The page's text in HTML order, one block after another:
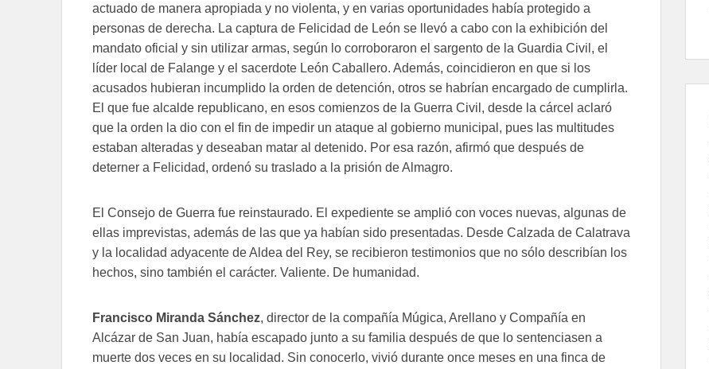
actuado de manera apropiada y no violenta, y en varias oportunidades había protegido a
personas de derecha. La captura de Felicidad de León se llevó a cabo con la exhibición del
mandato oficial y sin utilizar armas, según lo corroboraron el sargento de la Guardia Civil, el
líder local de Falange y el sacerdote León Caballero. Además, coincidieron en que si los
acusados hubieran incumplido la orden de detención, otros se habrían encargado de cumplirla.
El que fue alcalde republicano, en esos comienzos de la Guerra Civil, desde la cárcel aclaró
que la orden la dio con el fin de impedir un ataque al gobierno municipal, pues las multitudes
estaban alteradas y deseaban matar al detenido. Por esa razón, afirmó que después de
deterner a Felicidad, ordenó su traslado a la prisión de Almagro.
El Consejo de Guerra fue reinstaurado. El expediente se amplió con voces nuevas, algunas de
ellas imprevistas, además de las que ya habían sido presentadas. Desde Calzada de Calatrava
y la localidad adyacente de Aldea del Rey, se recibieron testimonios que no sólo describían los
hechos, sino también el carácter. Valiente. De humanidad.
Francisco Miranda Sánchez, director de la compañía Múgica, Arellano y Compañía en
Alcázar de San Juan, había escapado junto a su familia después de que lo sentenciasen a
muerte dos veces en su localidad. Sin conocerlo, vivió durante once meses en una finca de